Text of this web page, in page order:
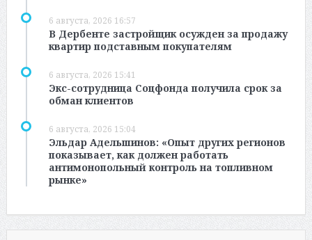
6 августа, 2026 16:57
В Дербенте застройщик осужден за продажу
квартир подставным покупателям
6 августа, 2026 15:41
Экс-сотрудница Соцфонда получила срок за
обман клиентов
6 августа, 2026 15:04
Эльдар Адельшинов: «Опыт других регионов
показывает, как должен работать
антимонопольный контроль на топливном
рынке»